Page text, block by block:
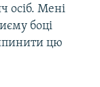
осіб. Мені
боці
цю